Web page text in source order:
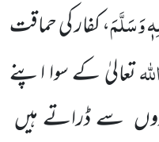
وَسَلَّمَ، کفار کی حماقت
اللہتعالیٰ کے سوا اپنے
سے ڈراتے ہیں